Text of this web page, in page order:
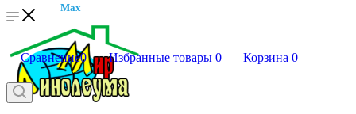
Max
Сравнение0 Избранные товары 0 Корзина 0